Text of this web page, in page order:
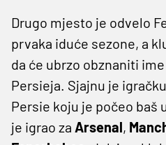
Drugo mjesto je odvelo
prvaka iduće sezone, a
da će ubrzo obznaniti
Persieja. Sjajnu je
Persie koju je počeo baš
je igrao za Arsenal,